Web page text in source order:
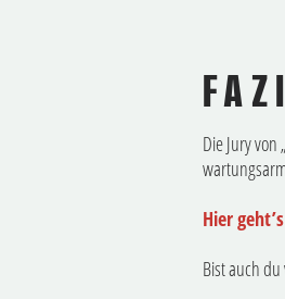
Die Jury
Hier
Bist auch